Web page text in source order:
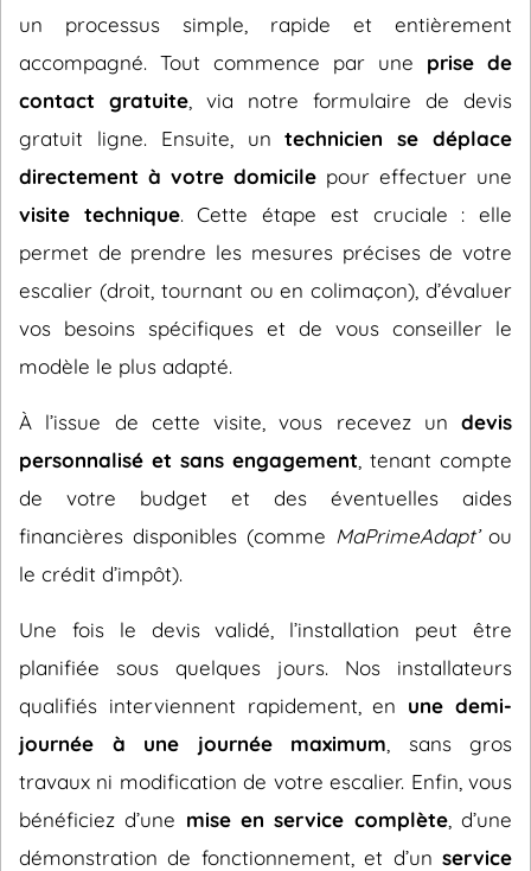
un processus simple, rapide et entièrement
accompagné. Tout commence par une prise de
contact gratuite , via notre formulaire de devis
gratuit ligne. Ensuite, untechnicien se déplace
directement à votre domicile pour effectuer une
visite technique. Cette étape est cruciale : elle
permet de prendre les mesures précises de votre
escalier (droit, tournant ou en colimaçon), d’évaluer
vos besoins spécifiques et de vous conseiller le
modèle le plus adapté.
À l’issue de cette visite, vous recevez un devis
personnalisé et sans engagement , tenant compte
de votre budget et des éventuelles aides
financières disponibles (comme MaPrimeAdapt’ou
le crédit d’impôt).
Une fois le devis validé, l’installation peut être
planifiée sous quelques jours. Nos installateurs
qualifiés interviennent rapidement, en une demi-
journée à une journée maximum , sans gros
travaux ni modification de votre escalier. Enfin, vous
bénéficiez d’une mise en service complète, d’une
démonstration de fonctionnement, et d’un service